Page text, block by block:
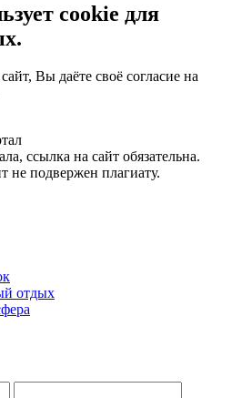
cookie для
Вы даёте своё согласие на
ссылка на сайт обязательна.
не подвержен плагиату.
отдых